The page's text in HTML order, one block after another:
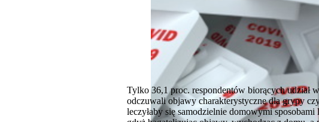
Tylko 36,1 proc. respondentów biorących udział
odczuwali objawy charakterystyczne dla grypy
leczyłaby się samodzielnie domowymi